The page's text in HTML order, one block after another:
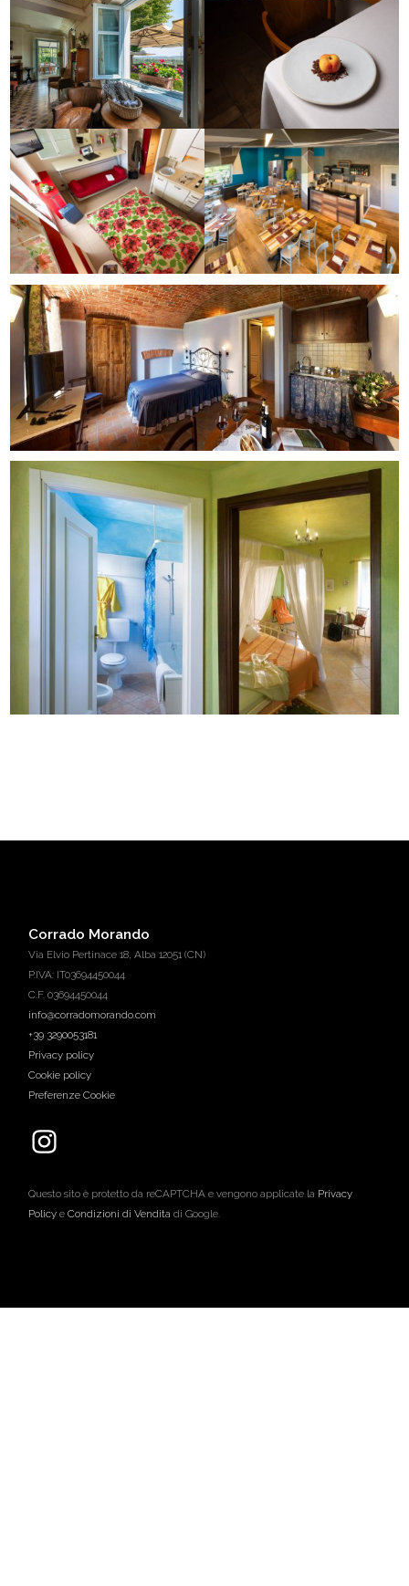
Corrado Morando
Via Elvio Pertinace 18, Alba 12051 (CN)
P.IVA: IT03694450044
C.F. 03694450044
info@corradomorando.com
+39 3290053181
Privacy policy
Cookie policy
Preferenze Cookie
Questo sito è protetto da reCAPTCHA e vengono applicate la Privacy
Policy eCondizioni di Vendita di Google.